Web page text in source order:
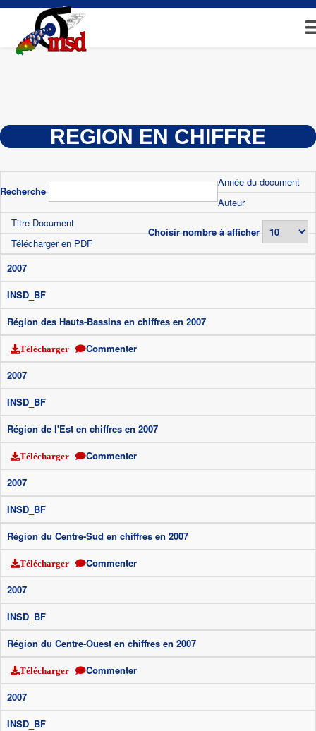
Aller
contenu
principal
REGION EN CHIFFRE
Recherche
Choisir nombre à afficher
Année du document
Auteur
Titre Document
Télécharger en PDF
2007
INSD_BF
Région des Hauts-Bassins en chiffres en 2007
Télécharger
Commenter
2007
INSD_BF
Région de l'Est en chiffres en 2007
Télécharger
Commenter
2007
INSD_BF
Région du Centre-Sud en chiffres en 2007
Télécharger
Commenter
2007
INSD_BF
Région du Centre-Ouest en chiffres en 2007
Télécharger
Commenter
2007
INSD_BF